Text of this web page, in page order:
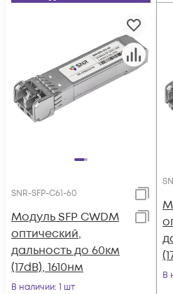
SNR-SFP-C61-60
Модуль SFP CWDM
оптический,
дальность до 60км
(17dB), 1610нм
В наличии: 1 шт
В